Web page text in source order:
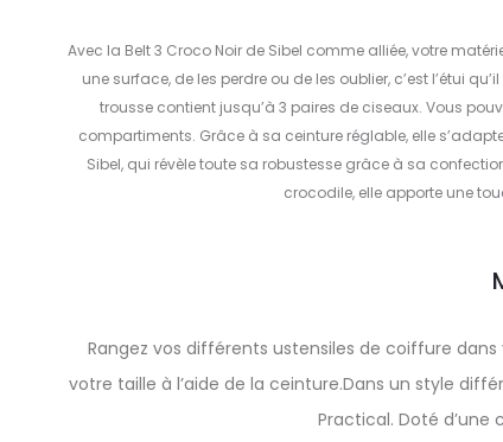
Avec la Belt 3 Croco Noir de Sibel comme alliée, votre
une surface, de les perdre ou de les oublier, c’est l’étui
trousse contient jusqu’à 3 paires de ciseaux. Vous
compartiments. Grâce à sa ceinture réglable, elle
Sibel, qui révèle toute sa robustesse grâce à sa
crocodile, elle apporte une
Rangez vos différents ustensiles de coiffure
votre taille à l’aide de la ceinture.Dans un style
Practical. Doté d’une